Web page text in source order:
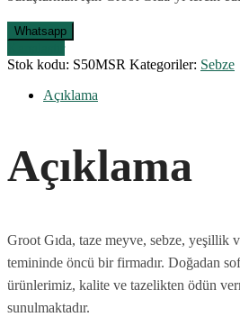
Whatsapp
Stok kodu: S50MSR Kategoriler: Sebze
Açıklama
Açıklama
Groot Gıda, taze meyve, sebze, yeşillik
temininde öncü bir firmadır. Doğadan
ürünlerimiz, kalite ve tazelikten ödün
sunulmaktadır.